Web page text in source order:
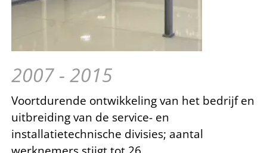
2007 - 2015
Voortdurende ontwikkeling van het bedrijf en
uitbreiding van de service- en
installatietechnische divisies; aantal